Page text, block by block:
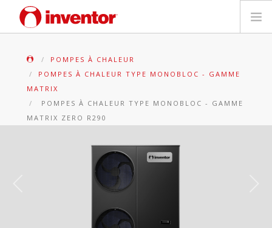
Blog
Localiser un point de vente
POMPES À CHALEUR
POMPES À CHALEUR TYPE MONOBLOC - GAMME
MATRIX
POMPES À CHALEUR TYPE MONOBLOC - GAMME
MATRIX ZERO R290